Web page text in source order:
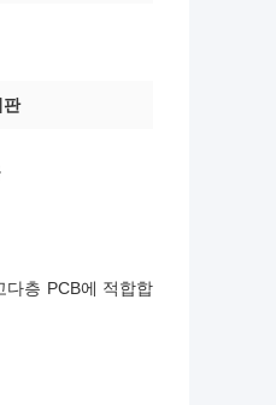
판
층 PCB에 적합합